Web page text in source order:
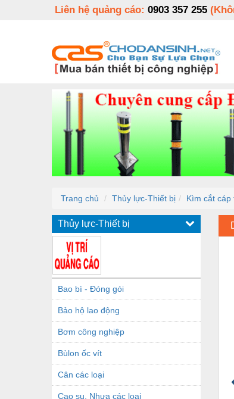
Liên hệ quảng cáo: 0903 357 255
Trang chủ Thủy lực-Thiết bị Kìm cắt cáp
Thủy lực-Thiết bị
Bao bì - Đóng gói
Bảo hộ lao động
Bơm công nghiệp
Bùlon ốc vít
Cân các loại
Cao su, Nhựa các loại